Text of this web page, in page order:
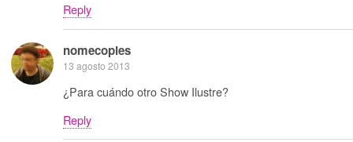
Reply
nomecopies
13 agosto 2013
¿Para cuándo otro Show Ilustre?
Reply